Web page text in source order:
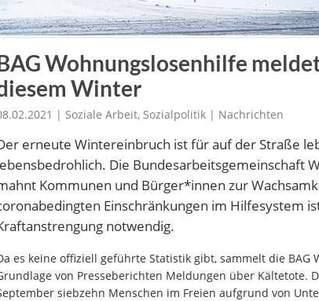
Wohnungslosenhilfe
Winter
| Soziale Arbeit, Sozialpolitik | Nachrichten
erneute Wintereinbruch ist für auf der Straße
Die Bundesarbeitsgemeinschaft
Kommunen und Bürger*innen zur
Einschränkungen im Hilfesystem
notwendig.
es keine offiziell geführte Statistik gibt, sammelt die BAG
von Presseberichten Meldungen über Kältetote.
siebzehn Menschen im Freien aufgrund von